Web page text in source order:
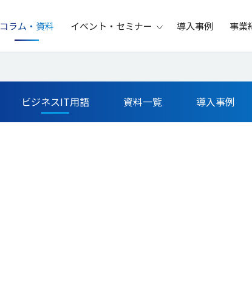
コラム・資料 イベント・セミナー 導入事例 事業
ビジネスIT用語 資料一覧 導入事例